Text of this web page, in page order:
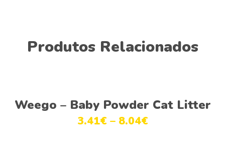
Produtos Relacionados
Ver opções
Weego – Baby Powder Cat Litter
3.41€ – 8.04€